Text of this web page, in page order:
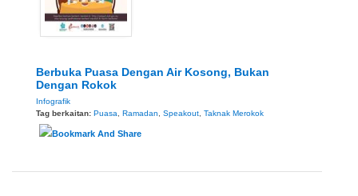
Berbuka Puasa Dengan Air Kosong, Bukan
Dengan Rokok
Infografik
Tag berkaitan: Puasa Ramadan Speakout Taknak Merokok